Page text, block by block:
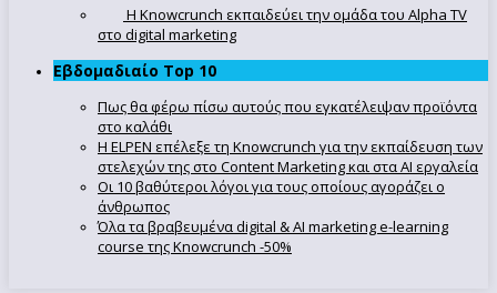
Η Knowcrunch εκπαιδεύει την ομάδα του Alpha TV
στο digital marketing
Εβδομαδιαίο Top 10
Πως θα φέρω πίσω αυτούς που εγκατέλειψαν προϊόντα
στο καλάθι
Η ELPEN επέλεξε τη Knowcrunch για την εκπαίδευση των
στελεχών της στο Content Marketing και στα AI εργαλεία
Οι 10 βαθύτεροι λόγοι για τους οποίους αγοράζει ο
άνθρωπος
Όλα τα βραβευμένα digital & AI marketing e-learning
course της Knowcrunch -50%